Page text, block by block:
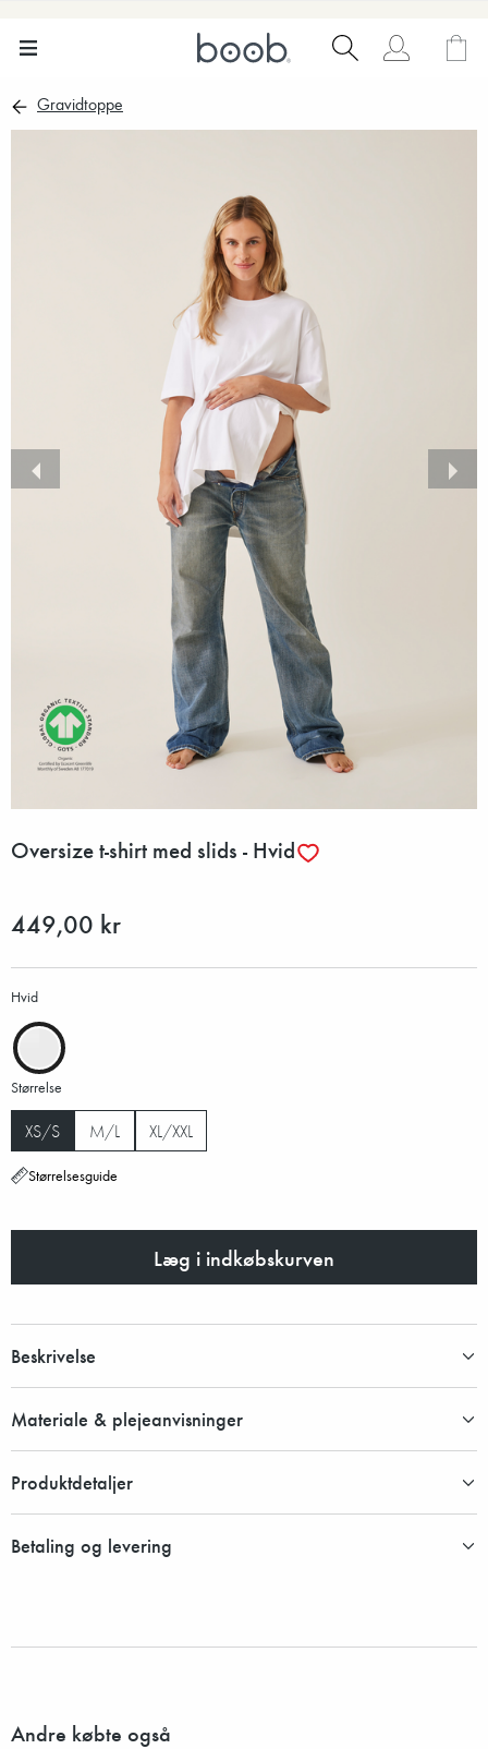
Gravidtoppe
Oversize t-shirt med slids - Hvid
449,00 kr
Hvid
Størrelse
XS/S M/L XL/XXL
Størrelsesguide
Læg i indkøbskurven
Beskrivelse
Materiale & plejeanvisninger
Produktdetaljer
Betaling og levering
Andre købte også